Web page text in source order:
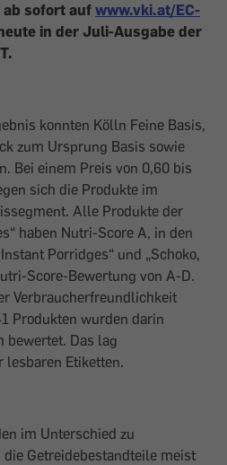
sofort auf www.vki.at/EC-
in der Juli-Ausgabe der
konnten Kölln Feine Basis,
zum Ursprung Basis sowie
Bei einem Preis von 0,60 bis
sich die Produkte im
Alle Produkte der
haben Nutri-Score A, in den
Porridges“ und „Schoko,
Score-Bewertung von A-D.
Verbraucherfreundlichkeit
Produkten wurden darin
Das lag
lesbaren Etiketten.
im Unterschied zu
Getreidebestandteile meist